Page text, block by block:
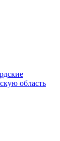
область